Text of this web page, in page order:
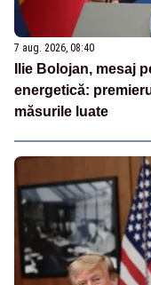
7 aug. 2026, 08:40
Ilie Bolojan, mesaj
energetică:
măsurile luate